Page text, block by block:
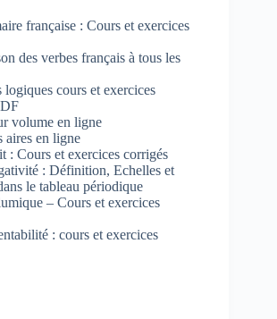
française : Cours et exercices
des verbes français à tous les
logiques cours et exercices
volume en ligne
aires en ligne
: Cours et exercices corrigés
: Définition, Echelles et
le tableau périodique
– Cours et exercices
: cours et exercices